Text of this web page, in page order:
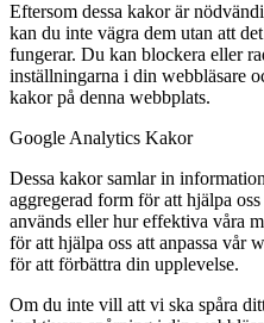
Eftersom dessa kakor är
kan du inte vägra dem utan att
fungerar. Du kan blockera eller
inställningarna i din webbläsare
kakor på denna webbplats.
Google Analytics Kakor
Dessa kakor samlar in
aggregerad form för att hjälpa
används eller hur effektiva våra
för att hjälpa oss att anpassa vår
för att förbättra din upplevelse.
Om du inte vill att vi ska spåra